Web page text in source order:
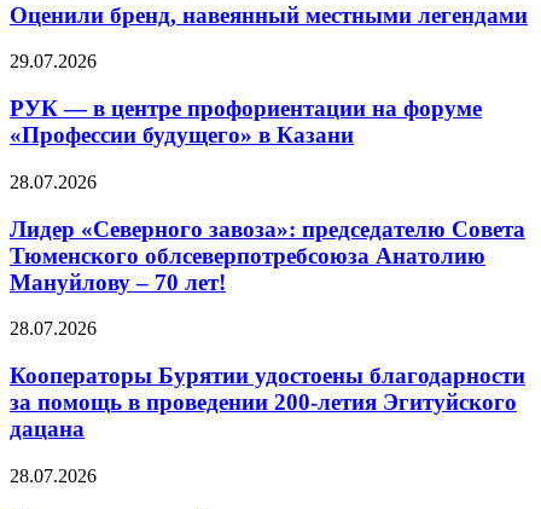
Оценили бренд, навеянный местными легендами
29.07.2026
РУК — в центре профориентации на форуме
«Профессии будущего» в Казани
28.07.2026
Лидер «Северного завоза»: председателю Совета
Тюменского облсеверпотребсоюза Анатолию
Мануйлову – 70 лет!
28.07.2026
Кооператоры Бурятии удостоены благодарности
за помощь в проведении 200-летия Эгитуйского
дацана
28.07.2026